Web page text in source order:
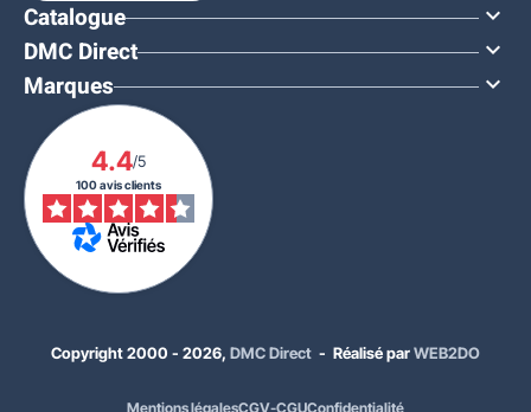
Catalogue 
DMC Direct 
Marques 
4.4/5
100 avis clients
Copyright 2000 - 2026, DMC Direct - Réalisé parWEB2DO
Mentions légalesCGV-CGUConfidentialité